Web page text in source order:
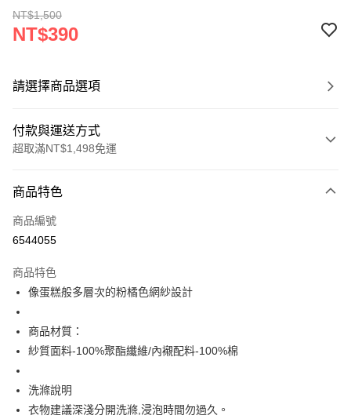
NT$1,500
NT$390
請選擇商品選項
付款與運送方式
超取滿NT$1,498免運
信用卡一次付款
超商取貨付款
街口支付
悠遊付
大哥付你分期
【大哥付你分期使用說明】
1.本服務由台灣大哥大提供，台灣大哥大用戶可立即使用無須另外申請。
2.付款方式選擇「大哥付你分期」，訂單成立後會自動跳轉到大哥付的交易
ATM付款
商品特色
商品編號
6544055
商品特色
像蛋糕般多層次的粉橘色網紗設計
商品材質：
紗質面料-100%聚酯纖維/內襯配料-100%棉
洗滌說明
衣物建議深淺分開洗滌,浸泡時間勿過久。